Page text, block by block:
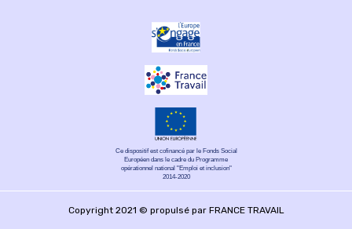
Ce dispositif est cofinancé par le Fonds Social
Européen dans le cadre du Programme
opérationnel national "Emploi et inclusion"
2014-2020
Copyright 2021 © propulsé par FRANCE TRAVAIL